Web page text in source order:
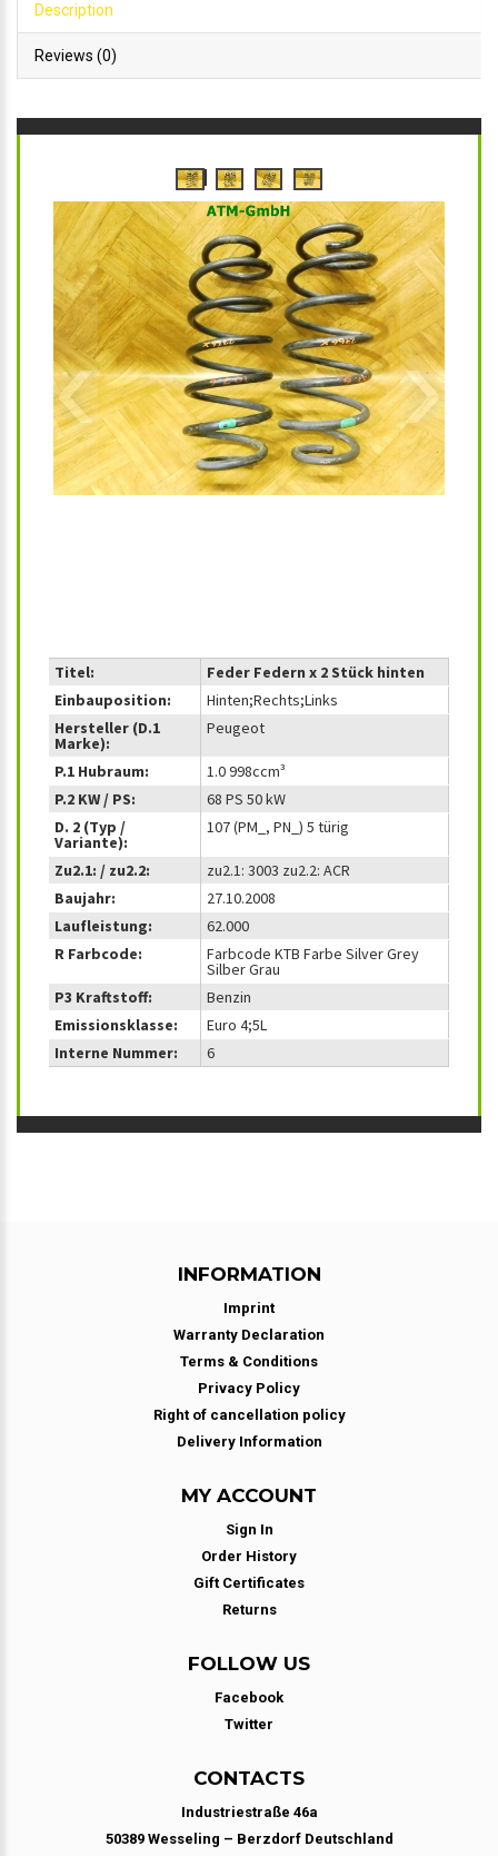
Description
Reviews (0)
‹ ›
Titel:
Feder Federn x 2 Stück hinten
Einbauposition:
Hinten;Rechts;Links
Hersteller (D.1
Marke):
Peugeot
P.1 Hubraum:
1.0 998ccm³
P.2 KW / PS:
68 PS 50 kW
D. 2 (Typ /
Variante):
107 (PM_, PN_) 5 türig
Zu2.1: / zu2.2:
zu2.1: 3003 zu2.2: ACR
Baujahr:
27.10.2008
Laufleistung:
62.000
R Farbcode:
Farbcode KTB Farbe Silver Grey
Silber Grau
P3 Kraftstoff:
Benzin
Emissionsklasse:
Euro 4;5L
Interne Nummer:
6
INFORMATION
Imprint
Warranty Declaration
Terms & Conditions
Privacy Policy
Right of cancellation policy
Delivery Information
MY ACCOUNT
Sign In
Order History
Gift Certificates
Returns
FOLLOW US
Facebook
Twitter
CONTACTS
Industriestraße 46a
50389 Wesseling – Berzdorf Deutschland